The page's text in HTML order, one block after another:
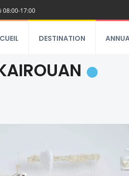
08:00-17:00
DESTINATION